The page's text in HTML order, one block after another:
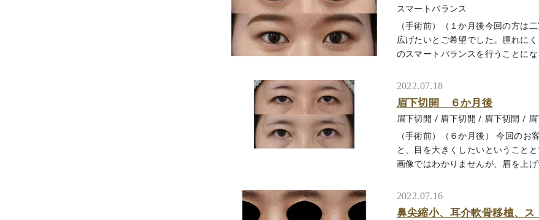
スマートバランス
（手術前）（１か月後今回の方は
広げたいとご希望でした。腫れに
のスマートバランスを行うことに
2022.07.18
眉下切開 ６か月後
眉下切開 / 眉下切開 / 眉下切開 /
（手術前）（６か月後） 今回の
と、目を大きくしたいということ
画像ではわかりませんが、眉を上
2022.07.16
鼻尖縮小、耳介軟骨移植、